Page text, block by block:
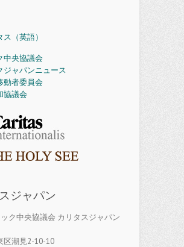
（英語）
中央協議会
ジャパンニュース
動者委員会
協議会
ジャパン
ク中央協議会 カリタスジャパン
区潮見2-10-10